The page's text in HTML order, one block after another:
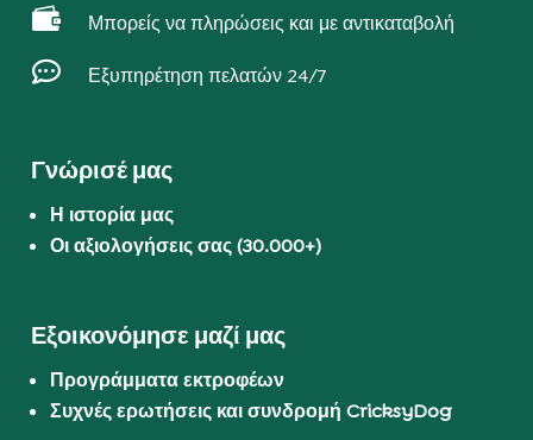
 Μπορείς να πληρώσεις και με αντικαταβολή
 Εξυπηρέτηση πελατών 24/7
Γνώρισέ μας
Η ιστορία μας
Οι αξιολογήσεις σας (30.000+)
Εξοικονόμησε μαζί μας
Προγράμματα εκτροφέων
Συχνές ερωτήσεις και συνδρομή CricksyDog